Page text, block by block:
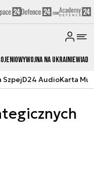
Wojna na Ukrainie
SzpejD24 AudioKarta